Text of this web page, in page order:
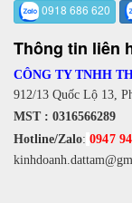
0918 686 620
Thông tin liên
CÔNG TY TNHH
912/13 Quốc Lộ 13,
MST : 0316566289
Hotline/Zalo: 0947